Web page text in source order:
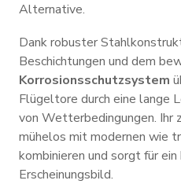
Alternative.
Dank robuster
Beschichtungen und dem
Korrosionsschutzsystem
Flügeltore durch eine lange
von Wetterbedingungen. Ihr
mühelos mit modernen wie
kombinieren und sorgt für ein
Erscheinungsbild.